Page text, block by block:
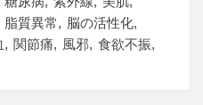
脂質異常
脳の活性化
関節痛 風邪 食欲不振